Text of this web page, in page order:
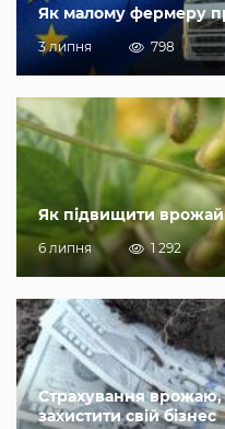
Як малому фермеру
3 липня 798
Як підвищити
6 липня 1 292
Страхування врожаю,
захистити свій бізнес